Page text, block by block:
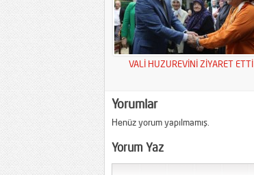
VALİ HUZUREVİNİ ZİYARET ETTİ
Yorumlar
Henüz yorum yapılmamış.
Yorum Yaz